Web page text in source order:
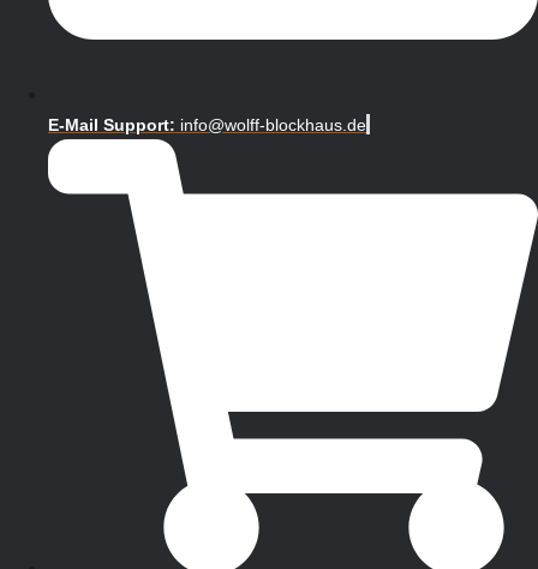
E-Mail Support: info@wolff-blockhaus.de